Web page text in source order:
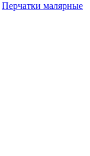
Перчатки малярные